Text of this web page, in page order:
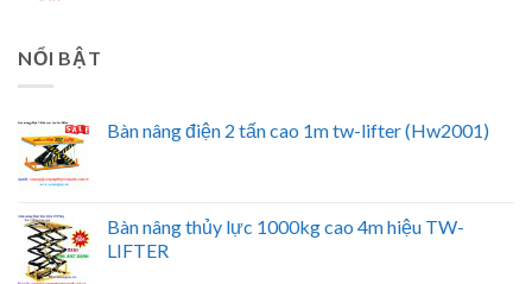
NỔI BẬT
Bàn nâng điện 2 tấn cao 1m tw-lifter (Hw2001)
Bàn nâng thủy lực 1000kg cao 4m hiệu TW-
LIFTER